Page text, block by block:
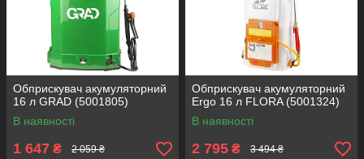
Обприскувач акумуляторний
16 л GRAD (5001805)
В наявності
1 647 ₴ 2 059 ₴
Обприскувач акумуляторний
Ergo 16 л FLORA (5001324)
В наявності
2 795 ₴ 3 494 ₴